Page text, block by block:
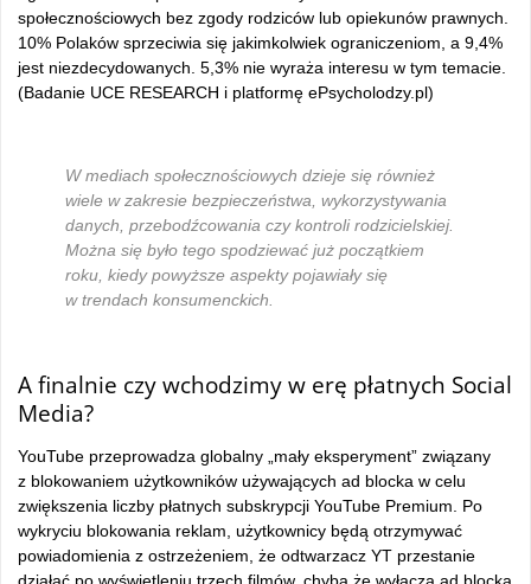
społecznościowych bez zgody rodziców lub opiekunów prawnych.
10% Polaków sprzeciwia się jakimkolwiek ograniczeniom, a 9,4%
jest niezdecydowanych. 5,3% nie wyraża interesu w tym temacie.
(Badanie UCE RESEARCH i platformę ePsycholodzy.pl)
W mediach społecznościowych dzieje się również
wiele w zakresie bezpieczeństwa, wykorzystywania
danych, przebodźcowania czy kontroli rodzicielskiej.
Można się było tego spodziewać już początkiem
roku, kiedy powyższe aspekty pojawiały się
w trendach konsumenckich.
A finalnie czy wchodzimy w erę płatnych Social
Media?
YouTube przeprowadza globalny „mały eksperyment” związany
z blokowaniem użytkowników używających ad blocka w celu
zwiększenia liczby płatnych subskrypcji YouTube Premium. Po
wykryciu blokowania reklam, użytkownicy będą otrzymywać
powiadomienia z ostrzeżeniem, że odtwarzacz YT przestanie